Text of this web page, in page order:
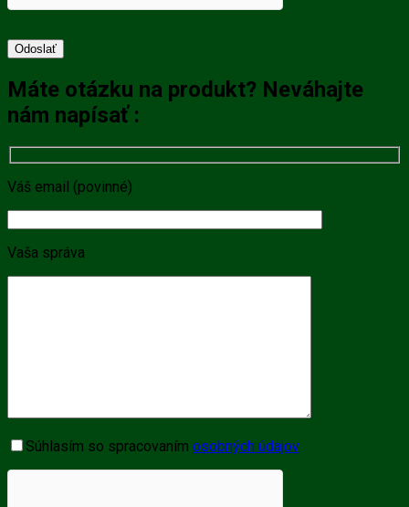
Máte otázku na produkt? Neváhajte
nám napísať :
Váš email (povinné)
Vaša správa
Súhlasím so spracovaním osobných údajov